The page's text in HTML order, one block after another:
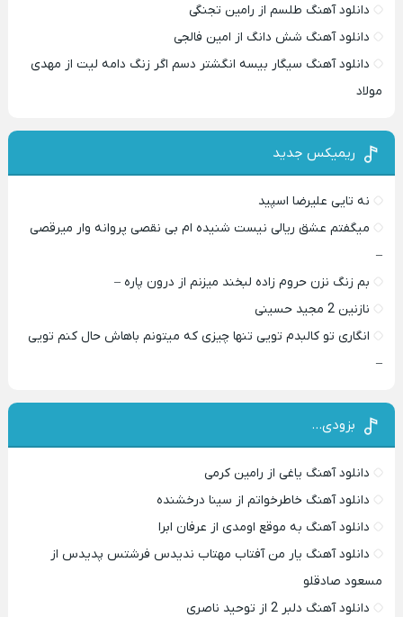
دانلود آهنگ طلسم از رامین تجنگی
دانلود آهنگ شش دانگ از امین فالجی
دانلود آهنگ سیگار بیسه انگشتر دسم اگر زنگ دامه لیت از مهدی
مولاد
ریمیکس جدید
نه تایی علیرضا اسپید
میگفتم عشق ریالی نیست شنیده ام بی نقصی پروانه وار میرقصی
–
بم زنگ نزن حروم زاده لبخند میزنم از درون پاره –
نازنین 2 مجید حسینی
انگاری تو کالبدم تویی تنها چیزی که میتونم باهاش حال کنم تویی
–
بزودی…
دانلود آهنگ یاغی از رامین کرمی
دانلود آهنگ خاطرخواتم از سینا درخشنده
دانلود آهنگ به موقع اومدی از عرفان ابرا
دانلود آهنگ یار من آفتاب مهتاب ندیدس فرشتس پدیدس از
مسعود صادقلو
دانلود آهنگ دلبر 2 از توحید ناصری